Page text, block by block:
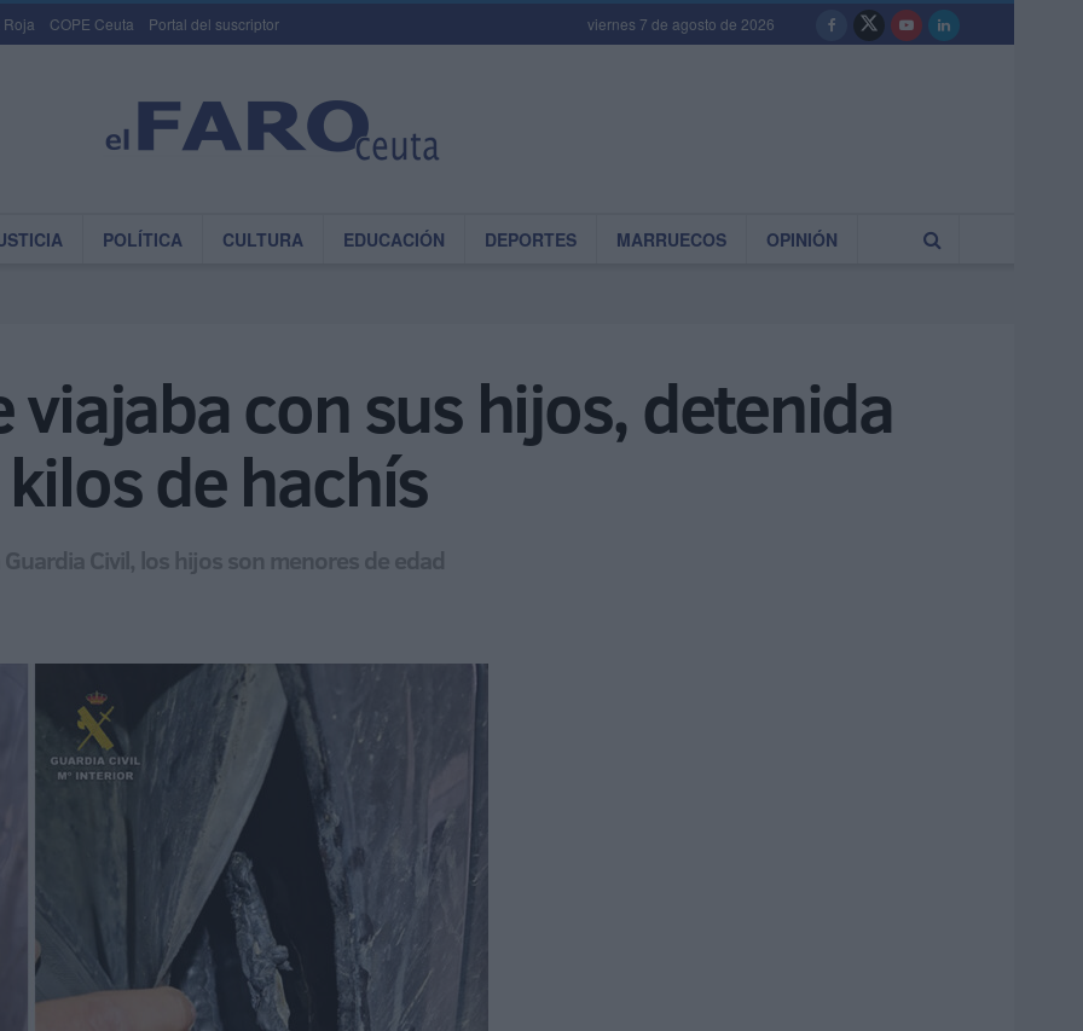
Roja COPE Ceuta Portal del suscriptor viernes 7 de agosto de 2026
POLÍTICA CULTURA EDUCACIÓN DEPORTES MARRUECOS OPINIÓN
viajaba con sus hijos, detenida
de hachís
Civil, los hijos son menores de edad